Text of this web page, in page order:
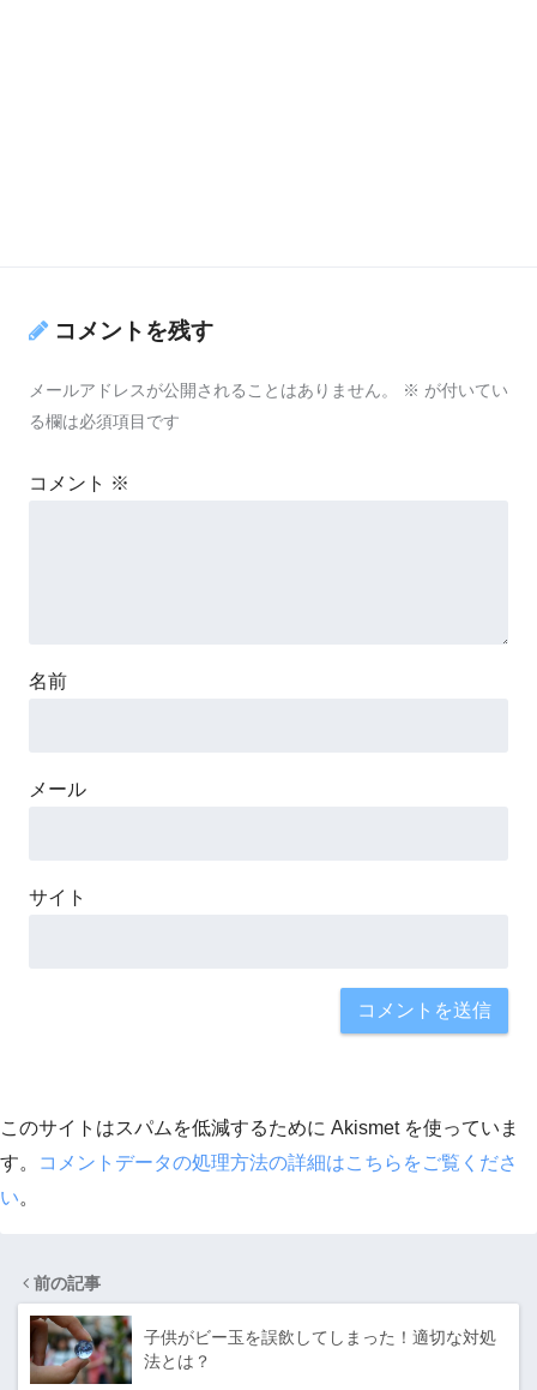
コメントを残す
メールアドレスが公開されることはありません。 ※ が付いてい
る欄は必須項目です
コメント ※
名前
メール
サイト
このサイトはスパムを低減するために Akismet を使っていま
す。
コメントデータの処理方法の詳細はこちらをご覧くださ
い。
前の記事
子供がビー玉を誤飲してしまった！適切な対処
法とは？